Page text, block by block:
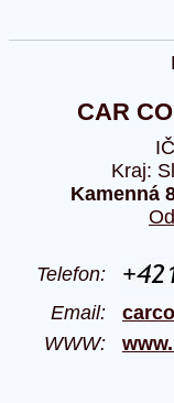
CAR
Kraj:
Kamenná
Telefon:
Email:
WWW: